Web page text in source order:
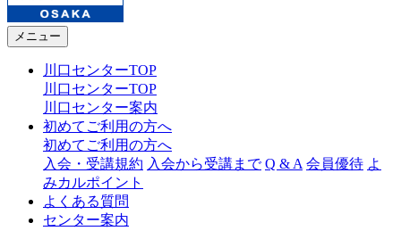
メニュー
川口センターTOP
川口センターTOP
川口センター案内
初めてご利用の方へ
初めてご利用の方へ
入会・受講規約 入会から受講まで Q & A 会員優待 よ
みカルポイント
よくある質問
センター案内